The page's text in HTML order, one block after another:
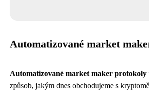
Automatizované market
Automatizované market maker protokoly
způsob, jakým dnes obchodujeme s